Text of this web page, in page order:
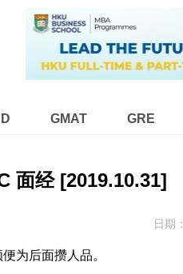
GMAT GRE
面经 [2019.10.31]
日期：
为后面攒人品。